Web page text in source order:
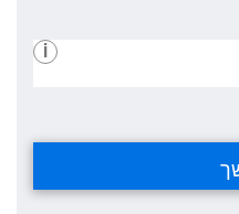
i